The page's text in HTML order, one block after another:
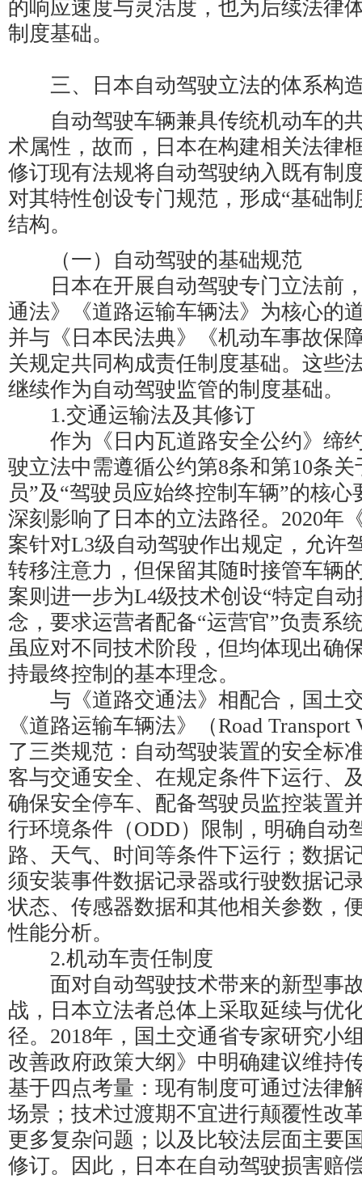
的响应速度与灵活度，也为后续法律
制度基础。
三、日本自动驾驶立法的体系构
自动驾驶车辆兼具传统机动车的
术属性，故而，日本在构建相关法律
修订现有法规将自动驾驶纳入既有制
对其特性创设专门规范，形成“基础制
结构。
（一）自动驾驶的基础规范
日本在开展自动驾驶专门立法前
通法》《道路运输车辆法》为核心的
并与《日本民法典》《机动车事故保
关规定共同构成责任制度基础。这些
继续作为自动驾驶监管的制度基础。
1.交通运输法及其修订
作为《日内瓦道路安全公约》缔
驶立法中需遵循公约第8条和第10条
员”及“驾驶员应始终控制车辆”的核
深刻影响了日本的立法路径。2020年
案针对L3级自动驾驶作出规定，允许
转移注意力，但保留其随时接管车辆
案则进一步为L4级技术创设“特定自
念，要求运营者配备“运营官”负责系
虽应对不同技术阶段，但均体现出确
持最终控制的基本理念。
与《道路交通法》相配合，国土交
《道路运输车辆法》（Road
了三类规范：自动驾驶装置的安全标
客与交通安全、在规定条件下运行、
确保安全停车、配备驾驶员监控装置
行环境条件（ODD）限制，明确自动
路、天气、时间等条件下运行；数据
须安装事件数据记录器或行驶数据记
状态、传感器数据和其他相关参数，
性能分析。
2.机动车责任制度
面对自动驾驶技术带来的新型事
战，日本立法者总体上采取延续与优
径。2018年，国土交通省专家研究小
改善政府政策大纲》中明确建议维持
基于四点考量：现有制度可通过法律
场景；技术过渡期不宜进行颠覆性改
更多复杂问题；以及比较法层面主要
修订。因此，日本在自动驾驶损害赔